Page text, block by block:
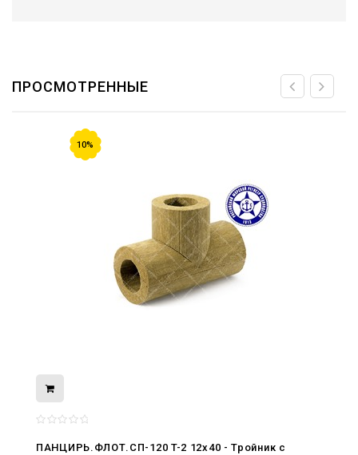
ПРОСМОТРЕННЫЕ
10%
ПАНЦИРЬ.ФЛОТ.СП-120 T-2 12x40 - Тройник c
нами